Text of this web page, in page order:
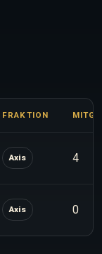
FRAKTION
Axis 4
Axis 0